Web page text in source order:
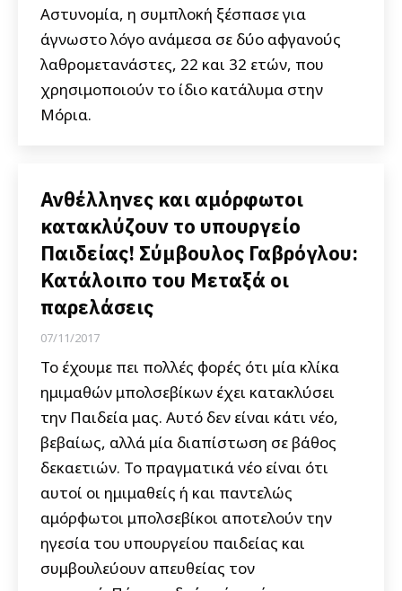
Αστυνομία, η συμπλοκή ξέσπασε για
άγνωστο λόγο ανάμεσα σε δύο αφγανούς
λαθρομετανάστες, 22 και 32 ετών, που
χρησιμοποιούν το ίδιο κατάλυμα στην
Μόρια.
Ανθέλληνες και αμόρφωτοι
κατακλύζουν το υπουργείο
Παιδείας! Σύμβουλος Γαβρόγλου:
Κατάλοιπο του Μεταξά οι
παρελάσεις
07/11/2017
Το έχουμε πει πολλές φορές ότι μία κλίκα
ημιμαθών μπολσεβίκων έχει κατακλύσει
την Παιδεία μας. Αυτό δεν είναι κάτι νέο,
βεβαίως, αλλά μία διαπίστωση σε βάθος
δεκαετιών. Το πραγματικά νέο είναι ότι
αυτοί οι ημιμαθείς ή και παντελώς
αμόρφωτοι μπολσεβίκοι αποτελούν την
ηγεσία του υπουργείου παιδείας και
συμβουλεύουν απευθείας τον